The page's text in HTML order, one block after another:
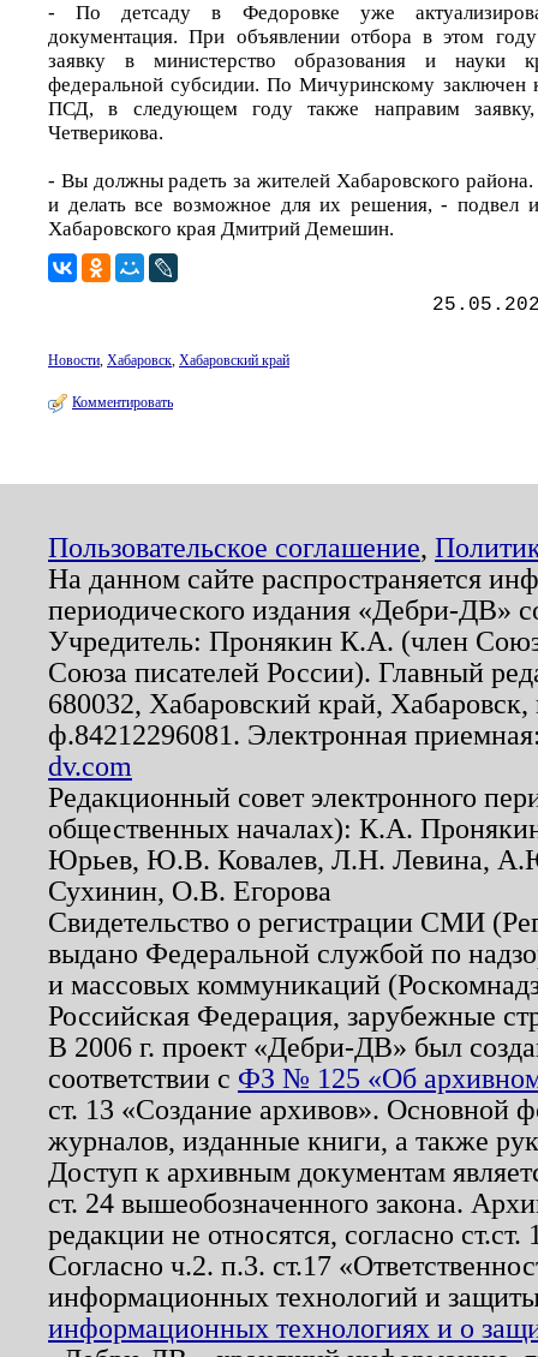
- По детсаду в Федоровке уже
документация. При объявлении отбора в этом
заявку в министерство образования и науки
федеральной субсидии. По Мичуринскому заключен
ПСД, в следующем году также направим заявку,
Четверикова.
- Вы должны радеть за жителей Хабаровского
и делать все возможное для их решения, - подвел
Хабаровского края Дмитрий Демешин.
Новости, Хабаровск, Хабаровский край
Комментировать
Пользовательское соглашение,
На данном сайте распространяется
периодического издания «Дебри-ДВ»
Учредитель: Пронякин К.А. (член
Союза писателей России). Главный
680032, Хабаровский край,
ф.84212296081. Электронная
dv.com
Редакционный совет электронного
общественных началах): К.А.
Юрьев, Ю.В. Ковалев, Л.Н. Левина,
Сухинин, О.В. Егорова
Свидетельство о регистрации СМИ
выдано Федеральной службой по
и массовых коммуникаций
Российская Федерация, зарубежные
В 2006 г. проект «Дебри-ДВ» был
соответствии с ФЗ № 125 «Об
ст. 13 «Создание архивов». Основной
журналов, изданные книги, а также
Доступ к архивным документам
ст. 24 вышеобозначенного закона.
редакции не относятся, согласно
Согласно ч.2. п.3. ст.17
информационных технологий и
информационных технологиях и о